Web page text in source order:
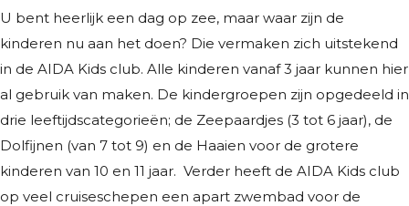
U bent heerlijk een dag op zee, maar waar zijn de
kinderen nu aan het doen? Die vermaken zich uitstekend
in de AIDA Kids club. Alle kinderen vanaf 3 jaar kunnen hier
al gebruik van maken. De kindergroepen zijn opgedeeld in
drie leeftijdscategorieën; de Zeepaardjes (3 tot 6 jaar), de
Dolfijnen (van 7 tot 9) en de Haaien voor de grotere
kinderen van 10 en 11 jaar. Verder heeft de AIDA Kids club
op veel cruiseschepen een apart zwembad voor de